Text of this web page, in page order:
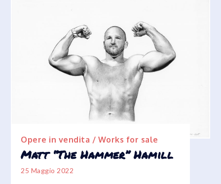
Opere in vendita / Works for sale
Matt “The Hammer” Hamill
25 Maggio 2022